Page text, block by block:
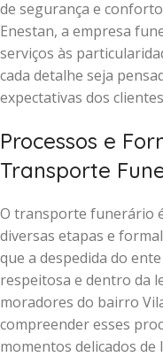
de segurança e
Enestan, a empresa
serviços às
cada detalhe seja
expectativas dos
Processos e
Transporte
O transporte funerário
diversas etapas e
que a despedida do
respeitosa e dentro da
moradores do bairro
compreender esses
momentos delicados